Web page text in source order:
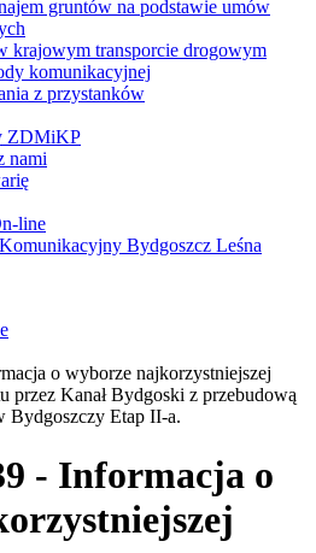
gruntów na podstawie umów
krajowym transporcie drogowym
komunikacyjnej
z przystanków
ZDMiKP
nami
line
Bydgoszcz Leśna
o wyborze najkorzystniejszej
przez Kanał Bydgoski z przebudową
Bydgoszczy Etap II-a.
- Informacja o